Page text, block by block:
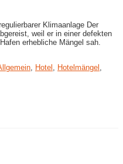
Klimaanlage Der
weil er in einer defekten
erhebliche Mängel sah.
Hotel Hotelmängel